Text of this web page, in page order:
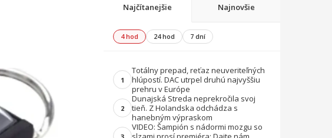
Najčítanejšie Najnovšie
4 hod 24 hod 7 dní
1
Totálny prepad, reťaz neuveriteľných
hlúpostí. DAC utrpel druhú najvyššiu
prehru v Európe
2
Dunajská Streda neprekročila svoj
tieň. Z Holandska odchádza s
hanebným výpraskom
3
VIDEO: Šampión s nádormi mozgu so